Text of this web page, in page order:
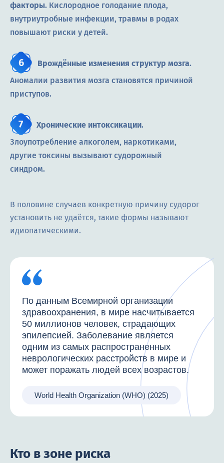
факторы. Кислородное голодание плода,
внутриутробные инфекции, травмы в родах
повышают риски у детей.
Врождённые изменения структур мозга.
Аномалии развития мозга становятся причиной
приступов.
Хронические интоксикации.
Злоупотребление алкоголем, наркотиками,
другие токсины вызывают судорожный
синдром.
В половине случаев конкретную причину судорог
установить не удаётся, такие формы называют
идиопатическими.
По данным Всемирной организации
здравоохранения, в мире насчитывается
50 миллионов человек, страдающих
эпилепсией. Заболевание является
одним из самых распространенных
неврологических расстройств в мире и
может поражать людей всех возрастов.
World Health Organization (WHO) (2025)
Кто в зоне риска